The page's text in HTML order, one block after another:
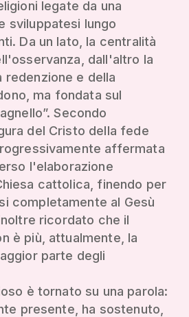
legate da una
sviluppatesi lungo
Da un lato, la centralità
dall'altro la
redenzione e della
ma fondata sul
Secondo
del Cristo della fede
affermata
l'elaborazione
cattolica, finendo per
completamente al Gesù
ricordato che il
è più, attualmente, la
parte degli
è tornato su una parola:
presente, ha sostenuto,